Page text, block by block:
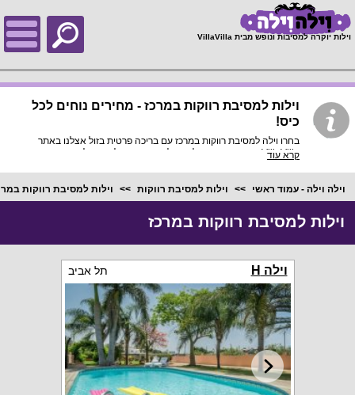
וילות יוקרה למסיבות ונופש מבית VillaVilla
וילות למסיבת רווקות במרכז - מחירים נוחים לכל
כיס!
בחרו וילה למסיבת רווקות במרכז עם בריכה פרטית בזול אצלנו באתר
VillaVilla - מה יותר טוב מלהגיע למרכז הארץ ולבחור וילות במרכז
נופש מפוארת במרכז הארץ עם בריכה פרטית (בחלק מהוילות בריכה
מחוממת ומקורה בחורף) שכולה רק שלכן!
קרא עוד
וילה וילה - עמוד ראשי וילות למסיבת רווקות וילות למסיבת רווקות
וילות למסיבת רווקות במרכז
וילה H תל אביב